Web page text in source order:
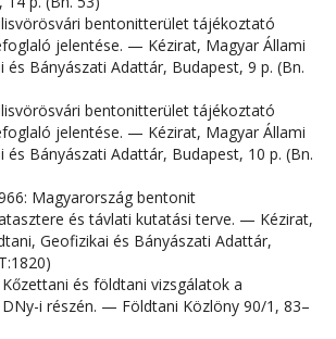
bentonitterület tájékoztató
jelentése. — Kézirat, Magyar Állami
és Bányászati Adattár, Budapest, 9 p. (Bn.
bentonitterület tájékoztató
jelentése. — Kézirat, Magyar Állami
és Bányászati Adattár, Budapest, 10 p. (Bn.
Magyarország bentonit
és távlati kutatási terve. — Kézirat,
Geofizikai és Bányászati Adattár,
Kőzettani és földtani vizsgálatok a
i részén. — Földtani Közlöny 90/1, 83–